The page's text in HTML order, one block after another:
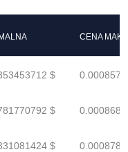
CENA
$
$
$